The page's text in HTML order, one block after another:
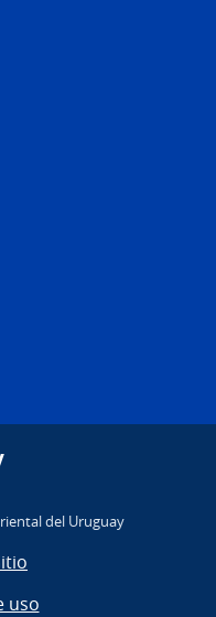
del Uruguay
uso